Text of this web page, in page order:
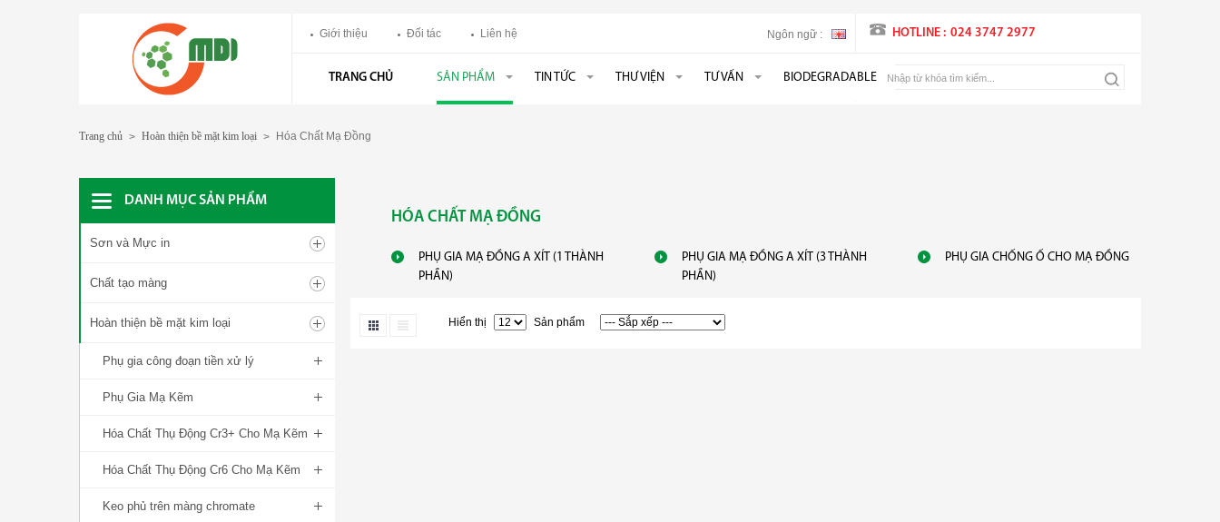
Giới thiệu Đối tác Liên hệ Ngôn ngữ : HOTLINE : 024 3747 2977
TRANG CHỦ SẢN PHẨM TIN TỨC THƯ VIỆN TƯ VẤN BIODEGRADABLE
Trang chủ > Hoàn thiện bề mặt kim loại > Hóa Chất Mạ Đồng
DANH MỤC SẢN PHẨM
Sơn và Mực in
Chất tạo màng
Hoàn thiện bề mặt kim loại
Phụ gia công đoạn tiền xử lý
Phụ Gia Mạ Kẽm
Hóa Chất Thụ Động Cr3+ Cho Mạ Kẽm
Hóa Chất Thụ Động Cr6 Cho Mạ Kẽm
Keo phủ trên màng chromate
HÓA CHẤT MẠ ĐỒNG
PHỤ GIA MẠ ĐỒNG A XÍT (1 THÀNH
PHẦN)
PHỤ GIA MẠ ĐỒNG A XÍT (3 THÀNH
PHẦN)
PHỤ GIA CHỐNG Ố CHO MẠ ĐỒNG
Hiển thị Sản phẩm